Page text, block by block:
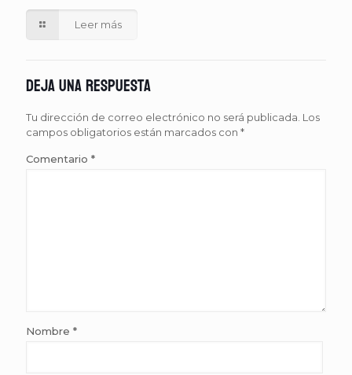
Leer más
Deja una respuesta
Tu dirección de correo electrónico no será publicada. Los
campos obligatorios están marcados con *
Comentario *
Nombre *